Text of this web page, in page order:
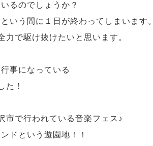
るのでしょうか？
いう間に１日が終わってしまいます。
で駆け抜けたいと思います。
事になっている
た！
市で行われている音楽フェス♪
ドという遊園地！！